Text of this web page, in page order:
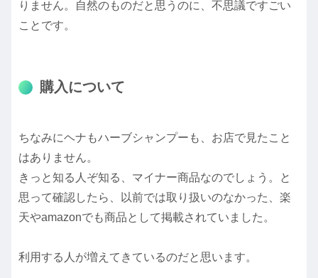
りません。自然のものだと思うのに、不思議ですごい
ことです。
購入について
ちなみにヘナもハーブシャンプーも、お店で見たこと
はありません。
きっと知る人ぞ知る、マイナー商品なのでしょう。と
思って確認したら、以前では取り扱いのなかった、楽
天やamazonでも商品として掲載されていました。
利用する人が増えてきているのだと思います。